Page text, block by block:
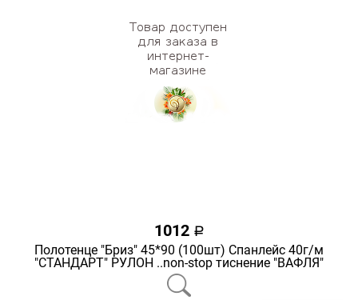
1012 a
Полотенце "Бриз" 45*90 (100шт) Спанлейс 40г/м
"СТАНДАРТ" РУЛОН ..non-stop тиснение "ВАФЛЯ"